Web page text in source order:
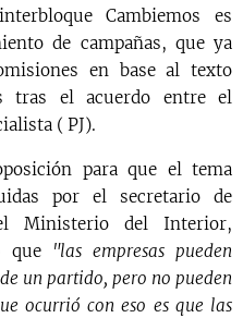
Cambiemos es
de campañas, que ya
en base al texto
tras el acuerdo entre el
( PJ).
para que el tema
por el secretario de
Ministerio del Interior,
que
"las empresas pueden
un partido, pero no pueden
ocurrió con eso es que las